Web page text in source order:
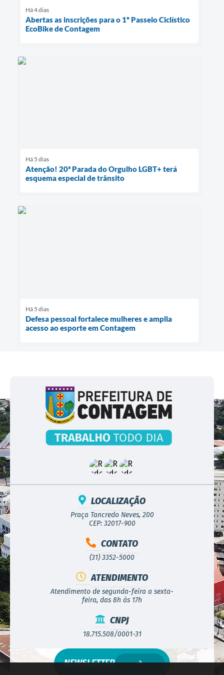
Há 4 dias
Abertas as inscrições para o 1º Passeio Ciclístico
EcoBike de Contagem
Há 5 dias
Atenção! 20ª Parada do Orgulho LGBT+ terá
esquema especial de trânsito
Há 5 dias
Defesa pessoal fortalece mulheres e amplia
acesso ao esporte em Contagem
LOCALIZAÇÃO
Praça Tancredo Neves, 200
CEP: 32017-900
CONTATO
(31) 3352-5000
ATENDIMENTO
Atendimento de segunda-feira a sexta-
feira, das 8h às 17h
CNPJ
18.715.508/0001-31
NEWSLETTER